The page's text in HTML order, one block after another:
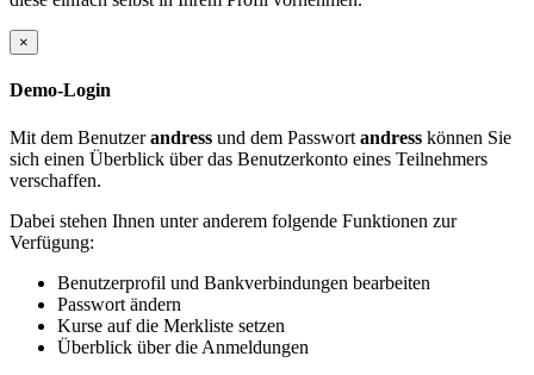
×
Demo-Login
Mit dem Benutzerandress und dem Passwort andress können Sie
sich einen Überblick über das Benutzerkonto eines Teilnehmers
verschaffen.
Dabei stehen Ihnen unter anderem folgende Funktionen zur
Verfügung:
Benutzerprofil und Bankverbindungen bearbeiten
Passwort ändern
Kurse auf die Merkliste setzen
Überblick über die Anmeldungen